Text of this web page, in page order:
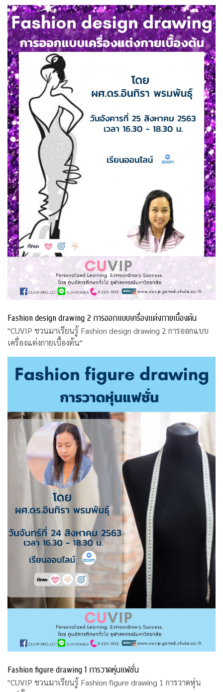
คณะศิลปกรรมศาสตร์ จุฬาฯ และคุณวรงค์ บุญอารีย์ ศิลปินพื้น
บ้าน ระหว่างวันที่ 12 -16
Fashion design drawing 2 การออกแบบเครื่องแต่งกายเบื้องต้น
"CUVIP ชวนมาเรียนรู้ Fashion design drawing 2 การออกแบบ
เครื่องแต่งกายเบื้องต้น"
Fashion figure drawing 1 การวาดหุ่นแฟชั่น
"CUVIP ชวนมาเรียนรู้ Fashion figure drawing 1 การวาดหุ่น